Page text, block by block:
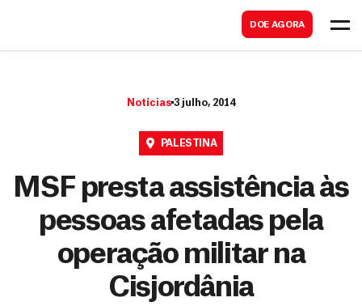
DOE AGORA
r
Notícias 3 julho, 2014
PALESTINA
MSF presta assistência às
pessoas afetadas pela
operação militar na
Cisjordânia
a
r